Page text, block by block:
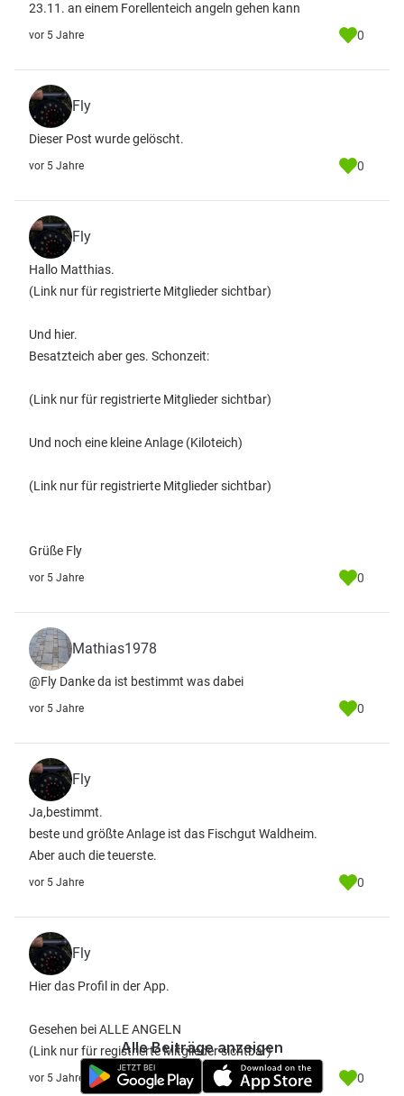
23.11. an einem Forellenteich angeln gehen kann
vor 5 Jahre 0
Fly
Dieser Post wurde gelöscht.
vor 5 Jahre 0
Fly
Hallo Matthias.
(Link nur für registrierte Mitglieder sichtbar)
Und hier.
Besatzteich aber ges. Schonzeit:
(Link nur für registrierte Mitglieder sichtbar)
Und noch eine kleine Anlage (Kiloteich)
(Link nur für registrierte Mitglieder sichtbar)
Grüße Fly
vor 5 Jahre 0
Mathias1978
@Fly Danke da ist bestimmt was dabei
vor 5 Jahre 0
Fly
Ja,bestimmt.
beste und größte Anlage ist das Fischgut Waldheim.
Aber auch die teuerste.
vor 5 Jahre 0
Fly
Hier das Profil in der App.
Gesehen bei ALLE ANGELN
(Link nur für registrierte Mitglieder sichtbar)
vor 5 Jahre 0
Alle Beiträge anzeigen